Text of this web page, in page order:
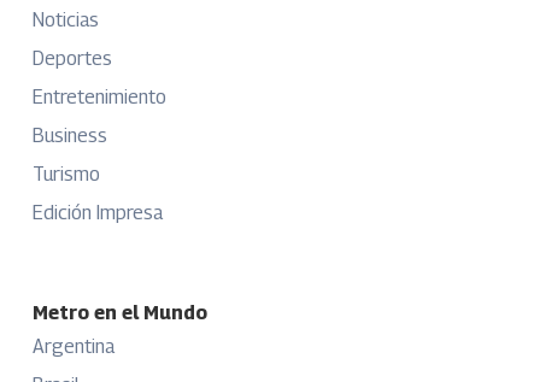
Noticias
Deportes
Entretenimiento
Business
Turismo
Edición Impresa
Metro en el Mundo
Argentina